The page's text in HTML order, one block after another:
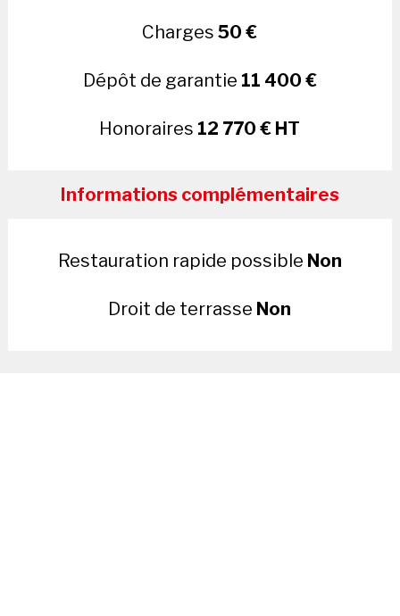
Charges50 €
Dépôt de garantie 11 400 €
Honoraires 12 770 € HT
Informations complémentaires
Restauration rapide possible Non
Droit de terrasse Non